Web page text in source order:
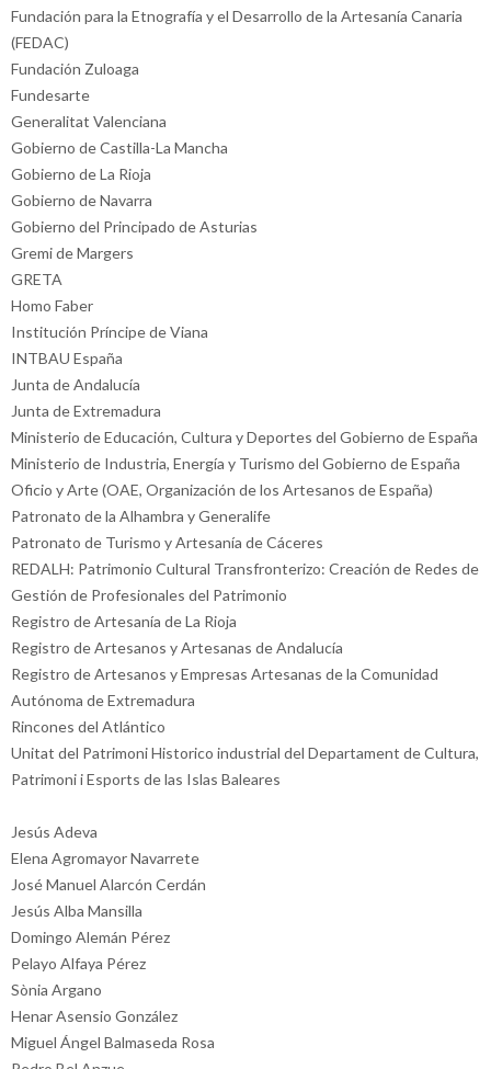
Fundación para la Etnografía y el Desarrollo de la Artesanía Canaria
(FEDAC)
Fundación Zuloaga
Fundesarte
Generalitat Valenciana
Gobierno de Castilla-La Mancha
Gobierno de La Rioja
Gobierno de Navarra
Gobierno del Principado de Asturias
Gremi de Margers
GRETA
Homo Faber
Institución Príncipe de Viana
INTBAU España
Junta de Andalucía
Junta de Extremadura
Ministerio de Educación, Cultura y Deportes del Gobierno de España
Ministerio de Industria, Energía y Turismo del Gobierno de España
Oficio y Arte (OAE, Organización de los Artesanos de España)
Patronato de la Alhambra y Generalife
Patronato de Turismo y Artesanía de Cáceres
REDALH: Patrimonio Cultural Transfronterizo: Creación de Redes de
Gestión de Profesionales del Patrimonio
Registro de Artesanía de La Rioja
Registro de Artesanos y Artesanas de Andalucía
Registro de Artesanos y Empresas Artesanas de la Comunidad
Autónoma de Extremadura
Rincones del Atlántico
Unitat del Patrimoni Historico industrial del Departament de Cultura,
Patrimoni i Esports de las Islas Baleares
Jesús Adeva
Elena Agromayor Navarrete
José Manuel Alarcón Cerdán
Jesús Alba Mansilla
Domingo Alemán Pérez
Pelayo Alfaya Pérez
Sònia Argano
Henar Asensio González
Miguel Ángel Balmaseda Rosa